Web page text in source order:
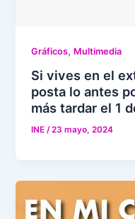
Gráficos, Multimedia
Si vives en el
posta lo antes
más tardar el 1
INE/23 mayo, 2024